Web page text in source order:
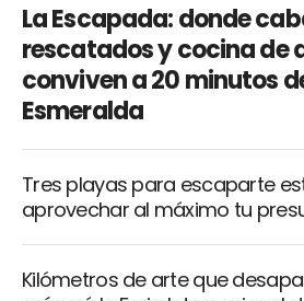
La Escapada: donde
rescatados y cocina de
conviven a 20 minutos
Esmeralda
Tres playas para escaparte
aprovechar al máximo tu
Kilómetros de arte que